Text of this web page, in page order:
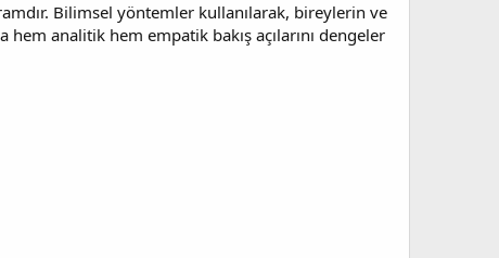
Bilimsel yöntemler kullanılarak, bireylerin ve
analitik hem empatik bakış açılarını dengeler